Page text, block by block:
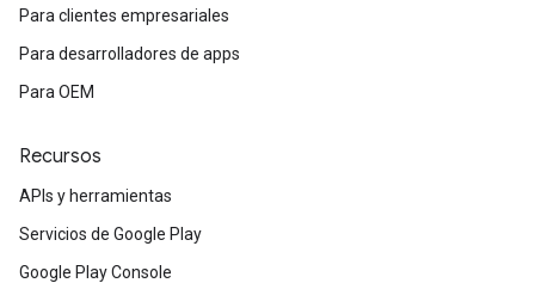
Para clientes empresariales
Para desarrolladores de apps
Para OEM
Recursos
APIs y herramientas
Servicios de Google Play
Google Play Console